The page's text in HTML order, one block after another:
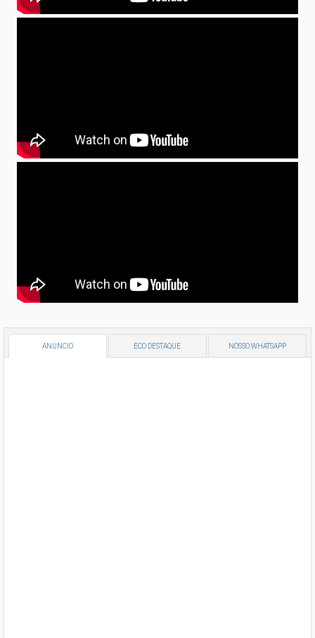
ANÚNCIO ECO DESTAQUE NOSSO WHATSAPP